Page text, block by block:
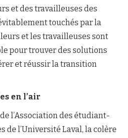
et des travailleuses des
touchés par la
et les travailleuses sont
pour trouver des solutions
et réussir la transition
en l’air
l’Association des étudiant-
de l’Université Laval, la colère